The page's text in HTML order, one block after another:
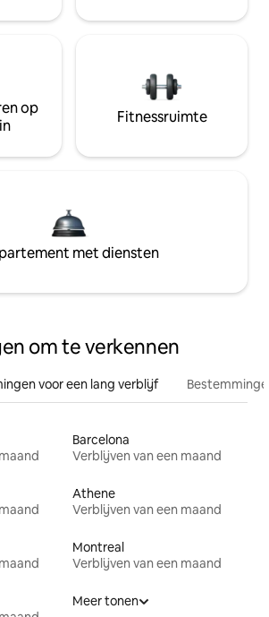
op
Fitnessruimte
met diensten
om te verkennen
voor een lang verblijf
Barcelona
Verblijven van een maand
Athene
Verblijven van een maand
Montreal
Verblijven van een maand
Meer tonen